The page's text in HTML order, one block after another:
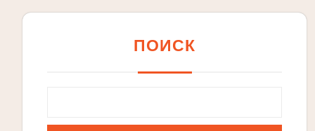
ПОИСК